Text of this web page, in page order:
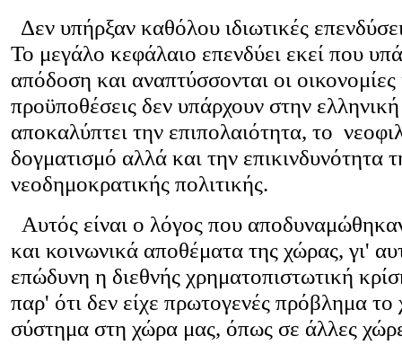
Δεν υπήρξαν καθόλου ιδιωτικές
Το μεγάλο κεφάλαιο επενδύει εκεί που
απόδοση και αναπτύσσονται οι
προϋποθέσεις δεν υπάρχουν στην
αποκαλύπτει την επιπολαιότητα, το
δογματισμό αλλά και την επικινδυνότητα
νεοδημοκρατικής πολιτικής.
Αυτός είναι ο λόγος που
και κοινωνικά αποθέματα της χώρας, γι'
επώδυνη η διεθνής χρηματοπιστωτική
παρ' ότι δεν είχε πρωτογενές πρόβλημα το
σύστημα στη χώρα μας, όπως σε άλλες